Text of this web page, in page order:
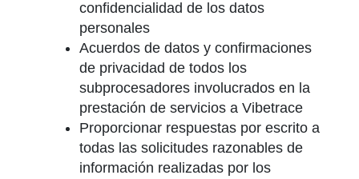
confidencialidad de los datos
personales
Acuerdos de datos y confirmaciones
de privacidad de todos los
subprocesadores involucrados en la
prestación de servicios a Vibetrace
Proporcionar respuestas por escrito a
todas las solicitudes razonables de
información realizadas por los